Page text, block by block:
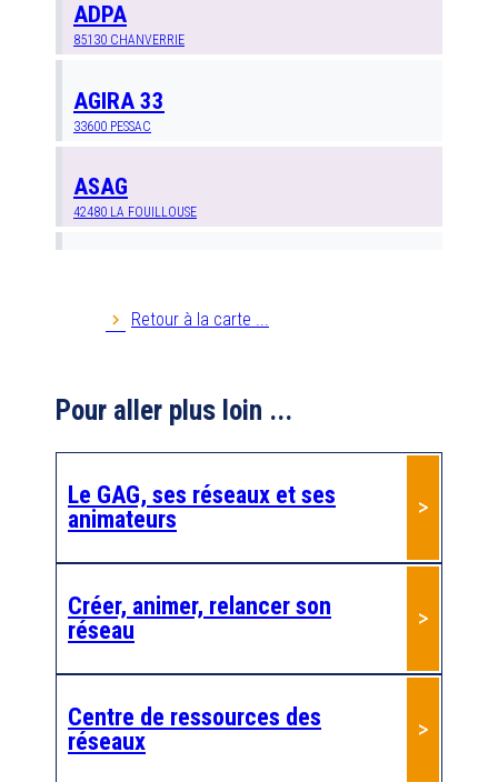
ADPA
85130 CHANVERRIE
AGIRA 33
33600 PESSAC
ASAG
42480 LA FOUILLOUSE
Anim PA 35
35000 Rennes
Anim'retraite
Anim'âge 22
22100 DINAN
36270 EGUZON
Retour à la carte ...
Pour aller plus loin ...
Le GAG, ses réseaux et ses
animateurs
Créer, animer, relancer son
réseau
Centre de ressources des
réseaux